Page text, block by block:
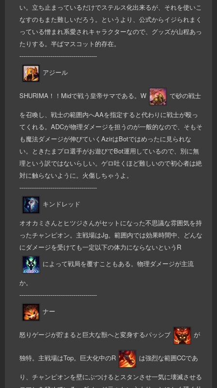
い。立ち止まっているだけでステルス化出来るが、それを使いこ
なすのもまた難しいだろう。というより、公式からイジられまく
っている憎まれ系愛されキャラクターなので、グッズが山程あっ
たりする。半ばマスコット的存在。
----------------------------------------
アジール
SHURIMA！！Midで戦う皇帝サマである。W で砂の戦士
を召喚し、戦士の範囲内へAAを指定すると代わりに戦士が殴っ
てくれる。ADCが物理ダメージを担うのが一般的なので、そもそ
も魔法ダメージが伸びていくAzirはBotではめったに見られな
い。ときたまプロ選手がお遊びでBot運用しているので、別に無
理という訳ではないらしい。ゲロ吐くほど難しいので初心者は絶
対に触らないように。火傷しちゃうよ。
----------------------------------------
キンドレッド
オオカミさんとヒツジさんがセットになった不思議な雰囲気を持
ったチャンピオン。主戦場はJg。範囲内では効果時間中、どんな
にダメージを受けても一定以下の体力にならないというR
によって戦局を覆すこともある。物理ダメージが主流
か。
----------------------------------------
ナー
怒りゲージが貯まると巨大な獣へと変身するパッシブ が
独特。主戦場はTop。巨大化中のR は強烈な範囲CCであ
り、チャンピオンを壁にぶつけるとスタンさせ一気に壊滅させる